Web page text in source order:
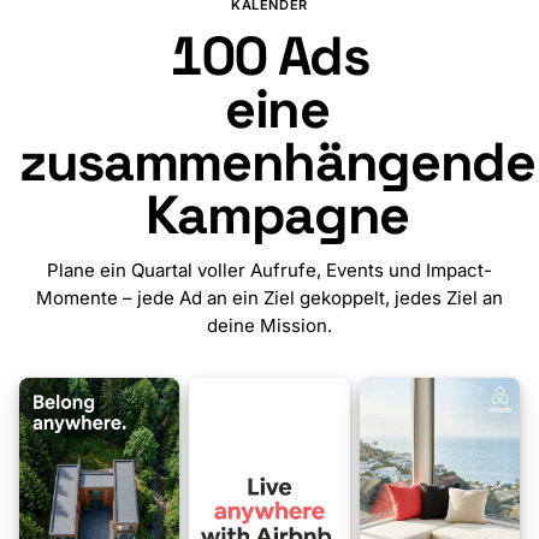
KALENDER
100Ads
eine
zusammenhängende
Kampagne
Plane ein Quartal voller Aufrufe, Events und Impact-
Momente – jede Ad an ein Ziel gekoppelt, jedes Ziel an
deine Mission.